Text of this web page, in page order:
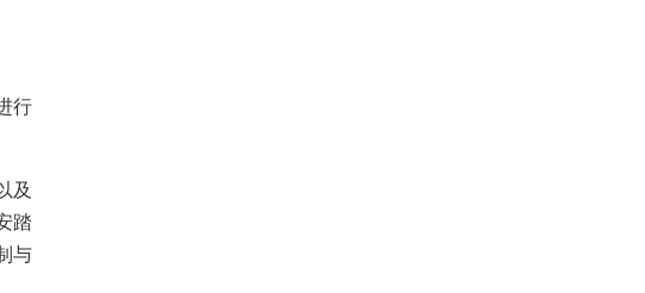
行
及
踏
与